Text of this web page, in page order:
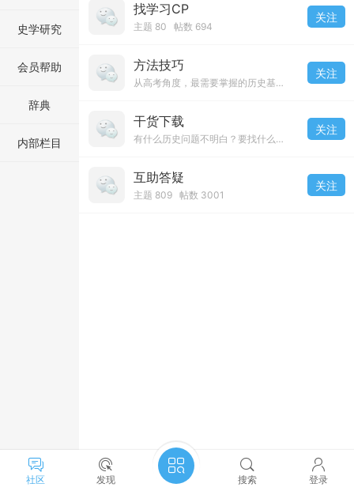
史学研究
会员帮助
辞典
内部栏目
找学习CP
主题 80 帖数 694
关注
方法技巧
从高考角度，最需要掌握的历史基础常识和历史应试方法技巧（学习历史方法、复习历史方法、解题技巧答题技巧）
关注
干货下载
有什么历史问题不明白？要找什么历史文字图片资料？请在此提出便于我们网友及时帮助！
关注
互助答疑
主题 809 帖数 3001
关注
社区 发现 搜索 登录